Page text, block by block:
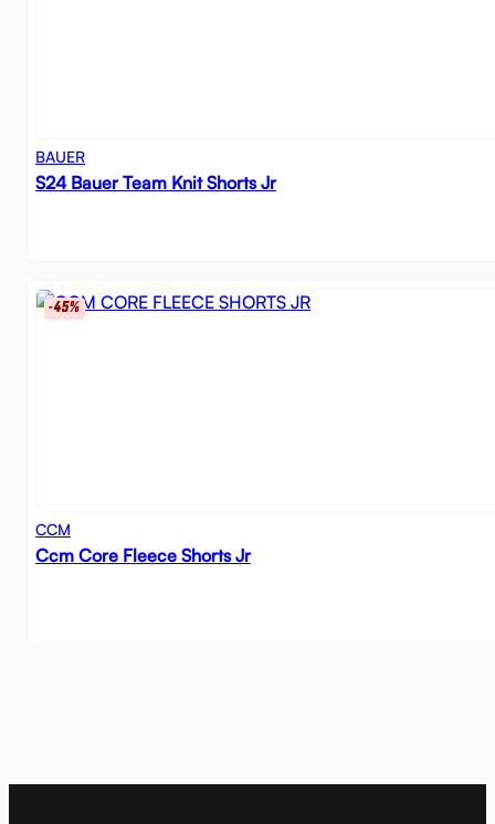
BAUER
S24 Bauer Team Knit Shorts Jr
-45%
CCM
Ccm Core Fleece Shorts Jr